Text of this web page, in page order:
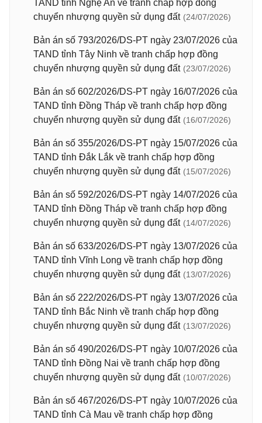
TAND tỉnh Nghệ An về tranh chấp hợp đồng
chuyển nhượng quyền sử dụng đất (24/07/2026)
Bản án số 793/2026/DS-PT ngày 23/07/2026 của
TAND tỉnh Tây Ninh về tranh chấp hợp đồng
chuyển nhượng quyền sử dụng đất (23/07/2026)
Bản án số 602/2026/DS-PT ngày 16/07/2026 của
TAND tỉnh Đồng Tháp về tranh chấp hợp đồng
chuyển nhượng quyền sử dụng đất (16/07/2026)
Bản án số 355/2026/DS-PT ngày 15/07/2026 của
TAND tỉnh Đắk Lắk về tranh chấp hợp đồng
chuyển nhượng quyền sử dụng đất (15/07/2026)
Bản án số 592/2026/DS-PT ngày 14/07/2026 của
TAND tỉnh Đồng Tháp về tranh chấp hợp đồng
chuyển nhượng quyền sử dụng đất (14/07/2026)
Bản án số 633/2026/DS-PT ngày 13/07/2026 của
TAND tỉnh Vĩnh Long về tranh chấp hợp đồng
chuyển nhượng quyền sử dụng đất (13/07/2026)
Bản án số 222/2026/DS-PT ngày 13/07/2026 của
TAND tỉnh Bắc Ninh về tranh chấp hợp đồng
chuyển nhượng quyền sử dụng đất (13/07/2026)
Bản án số 490/2026/DS-PT ngày 10/07/2026 của
TAND tỉnh Đồng Nai về tranh chấp hợp đồng
chuyển nhượng quyền sử dụng đất (10/07/2026)
Bản án số 467/2026/DS-PT ngày 10/07/2026 của
TAND tỉnh Cà Mau về tranh chấp hợp đồng